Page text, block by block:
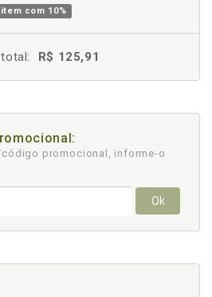
item com 10%
R$ 125,91
promocional, informe-o
Ok